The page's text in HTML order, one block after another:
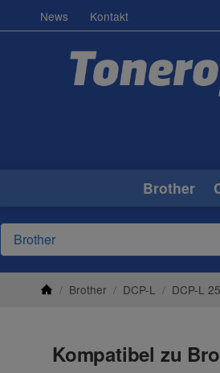
News Kontakt
Brother
/ Brother / DCP-L / DCP-L
Kompatibel zu